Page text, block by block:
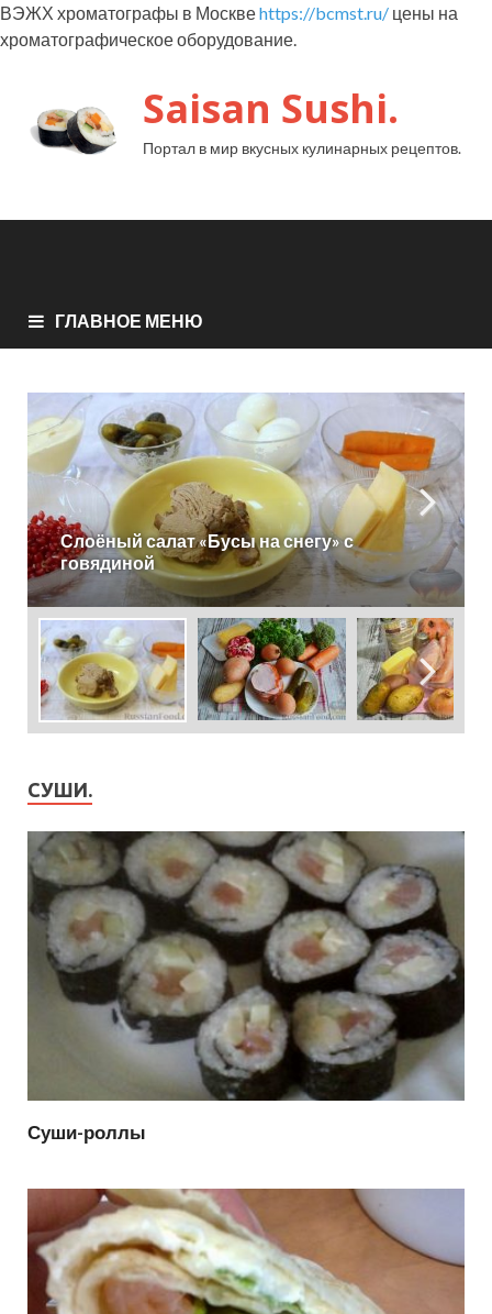
ВЭЖХ хроматографы в Москвеhttps://bcmst.ru/ цены на
хроматографическое оборудование.
Saisan Sushi.
Портал в мир вкусных кулинарных рецептов.
ГЛАВНОЕ МЕНЮ
Слоеный салат «Новогодние свечи» с
ветчиной
СУШИ.
Суши-роллы